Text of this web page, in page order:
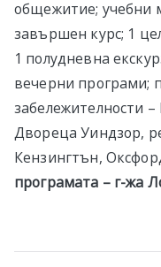
общежитие; учебни
завършен курс; 1
1 полудневна
вечерни програми;
забележителности
Двореца Уиндзор,
Кензингтън,
програмата – г-жа